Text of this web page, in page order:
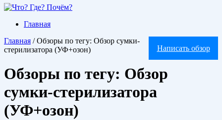
Главная
Написать обзор
Главная / Обзоры по тегу: Обзор сумки-
стерилизатора (УФ+озон)
Обзоры по тегу: Обзор
сумки-стерилизатора
(УФ+озон)